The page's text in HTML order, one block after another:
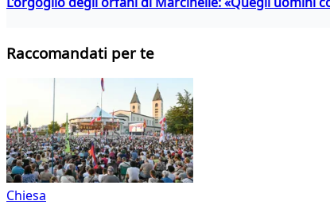
Raccomandati per te
Chiesa